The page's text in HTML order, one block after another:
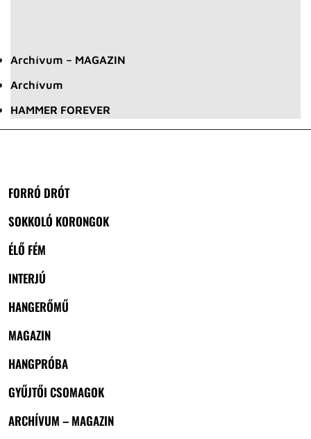
Archívum – MAGAZIN
Archívum
HAMMER FOREVER
FORRÓ DRÓT
SOKKOLÓ KORONGOK
ÉLŐ FÉM
INTERJÚ
HANGERŐMŰ
MAGAZIN
HANGPRÓBA
GYŰJTŐI CSOMAGOK
ARCHÍVUM – MAGAZIN